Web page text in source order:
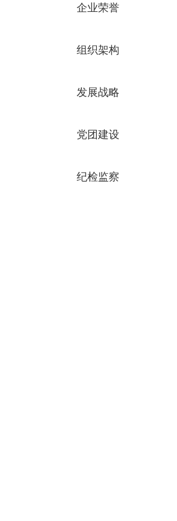
企业荣誉
组织架构
发展战略
党团建设
纪检监察